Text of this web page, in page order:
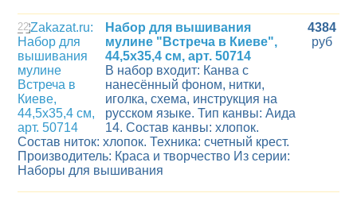
22
Набор для вышивания
мулине "Встреча в Киеве",
44,5х35,4 см, арт. 50714
В набор входит: Канва с
нанесённый фоном, нитки,
иголка, схема, инструкция на
русском языке. Тип канвы: Аида
14. Состав канвы: хлопок.
Состав ниток: хлопок. Техника: счетный крест.
Производитель: Краса и творчество Из серии:
Наборы для вышивания
4384
руб